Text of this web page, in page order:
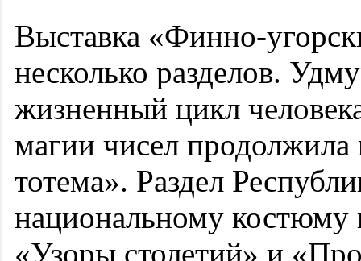
Выставка «Финно-
несколько разделов.
жизненный цикл
магии чисел продолжила
тотема». Раздел
национальному костюму
«Узоры столетий» и